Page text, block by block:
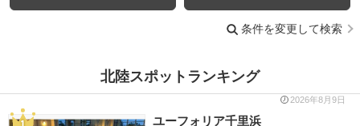
条件を変更して検索
北陸スポットランキング
2026年8月9日
ユーフォリア千里浜